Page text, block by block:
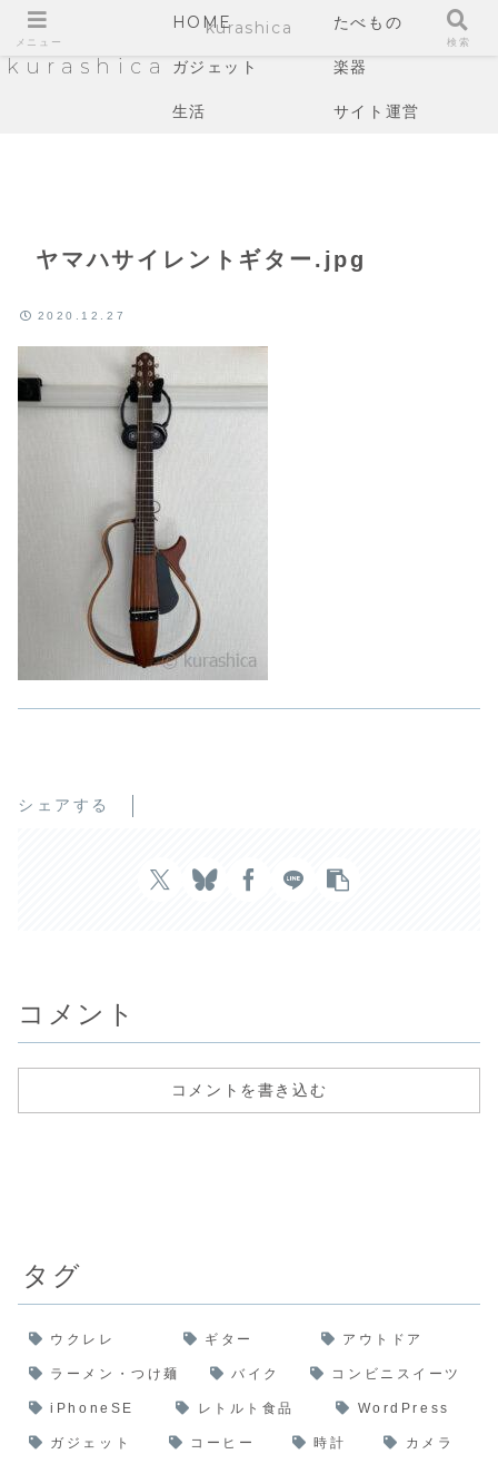
kurashica
HOME たべもの
ガジェット 楽器
生活 サイト運営
ヤマハサイレントギター.jpg
2020.12.27
シェアする
コメント
コメントを書き込む
タグ
ウクレレ ギター アウトドア
ラーメン・つけ麺 バイク コンビニスイーツ
iPhoneSE レトルト食品 WordPress
ガジェット コーヒー 時計 カメラ
メニュー
kurashica
検索